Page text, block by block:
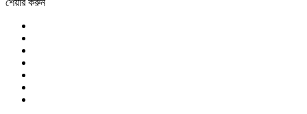
শেয়ার করুন